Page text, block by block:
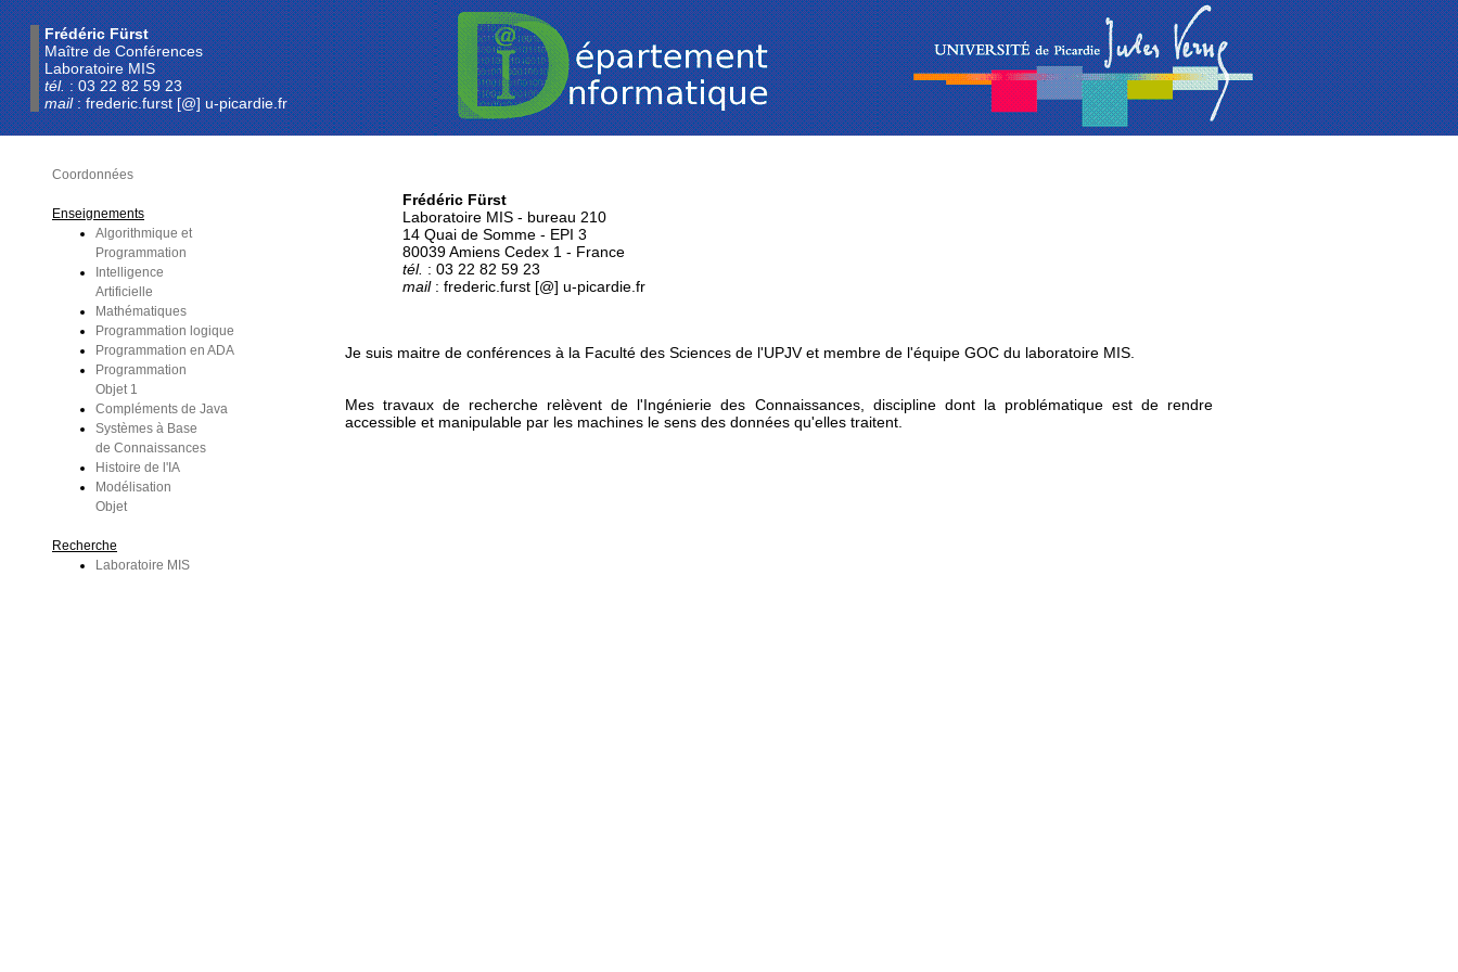
Frédéric Fürst
Maître de Conférences
Laboratoire MIS
tél.: 03 22 82 59 23
mail: frederic.furst [@] u-picardie.fr
Coordonnées
Enseignements
Algorithmique et
Programmation
Intelligence
Artificielle
Mathématiques
Programmation logique
Programmation en ADA
Programmation
Objet 1
Compléments de Java
Systèmes à Base
de Connaissances
Histoire de l'IA
Modélisation
Objet
Recherche
Laboratoire MIS
Frédéric Fürst
Laboratoire MIS - bureau 210
14 Quai de Somme - EPI 3
80039 Amiens Cedex 1 - France
tél. : 03 22 82 59 23
mail: frederic.furst [@] u-picardie.fr
Je suis maitre de conférences à la Faculté des Sciences de l'UPJV et membre de l'équipe GOC du laboratoire MIS.
Mes travaux de recherche relèvent de l'Ingénierie des Connaissances, discipline dont la problématique est de rendre
accessible et manipulable par les machines le sens des données qu'elles traitent.